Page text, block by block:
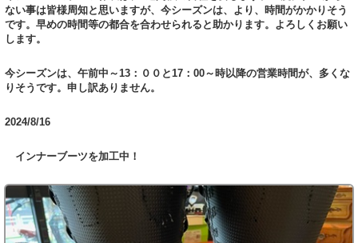
ない事は皆様周知と思いますが、今シーズンは、より、時間がかかりそう
です。早めの時間等の都合を合わせられると助かります。よろしくお願い
します。
今シーズンは、午前中～13：００と17：00～時以降の営業時間が、多くな
りそうです。申し訳ありません。
2024/8/16
インナーブーツを加工中！